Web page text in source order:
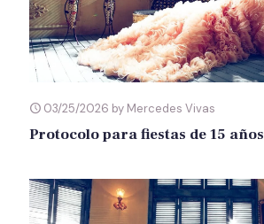
03/25/2026 by Mercedes Vivas
Protocolo para fiestas de 15 años